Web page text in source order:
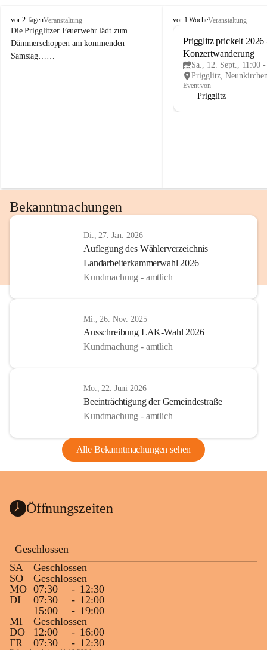
P
r
i
g
vor 2 TagenVeranstaltung
Die Prigglitzer Feuerwehr lädt zum
Dämmerschoppen am kommenden
Samstag……
P
vor 1 WocheVeranstaltung
Prigglitz prickelt 2026
Konzertwanderung
Sa., 12. Sept., 11:00
Event von
Prigglitz
Bekanntmachungen
Di., 27. Jan. 2026
Auflegung des Wählerverzeichnis
Landarbeiterkammerwahl 2026
Kundmachung - amtlich
Mi., 26. Nov. 2025
Ausschreibung LAK-Wahl 2026
Kundmachung - amtlich
Mo., 22. Juni 2026
Beeinträchtigung der Gemeindestraße
Kundmachung - amtlich
Alle Bekanntmachungen sehen
Öffnungszeiten
Geschlossen
SA
Geschlossen
SO
Geschlossen
MO 07:30 - 12:30
DI
07:30 - 12:00
15:00
- 19:00
MI
Geschlossen
DO
12:00 - 16:00
FR
07:30 - 12:30